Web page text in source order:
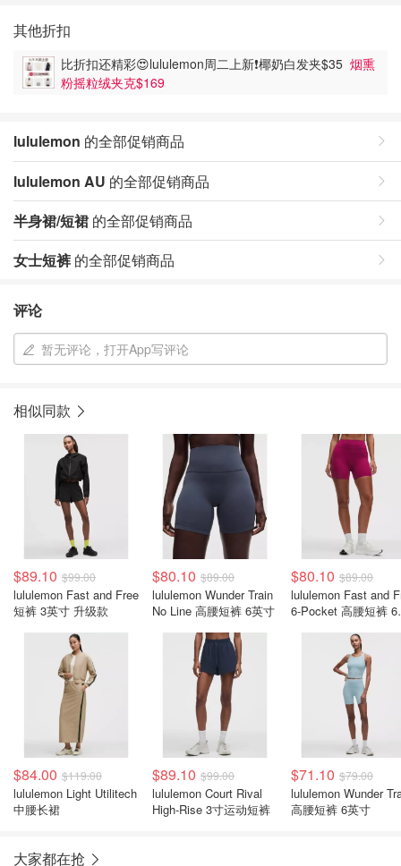
其他折扣
比折扣还精彩😍lululemon周二上新❗️椰奶白发夹$35 烟熏
粉摇粒绒夹克$169
lululemon 的全部促销商品
lululemon AU 的全部促销商品
半身裙/短裙 的全部促销商品
女士短裤 的全部促销商品
评论
暂无评论，打开App写评论
相似同款
$89.10 $99.00
lululemon Fast and Free
短裤 3英寸 升级款
$80.10 $89.00
lululemon Wunder Train
No Line 高腰短裤 6英寸
$80.10 $89.00
lululemon Fast and
6-Pocket 高腰短裤 6
$84.00 $119.00
lululemon Light Utilitech
中腰长裙
$89.10 $99.00
lululemon Court Rival
High-Rise 3寸运动短裤
$71.10 $79.00
lululemon Wunder
高腰短裤 6英寸
大家都在抢